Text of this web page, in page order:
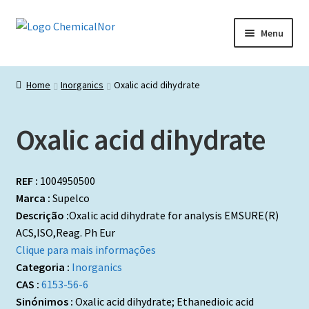
Ir
Saltar
Menu
Início
Catálogos de Representadas
Promoções
Home Inorganics Oxalic acid dihydrate
Oxalic acid dihydrate
REF : 1004950500
Marca : Supelco
Descrição :Oxalic acid dihydrate for analysis EMSURE(R)
ACS,ISO,Reag. Ph Eur
Clique para mais informações
Categoria : Inorganics
CAS : 6153-56-6
Sinónimos : Oxalic acid dihydrate; Ethanedioic acid